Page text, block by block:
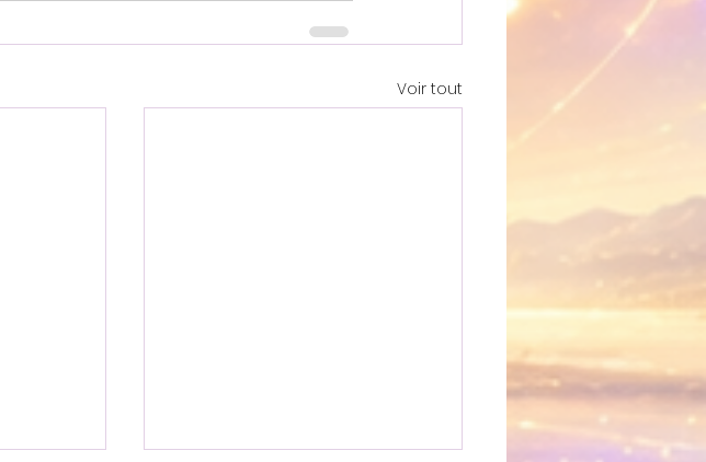
Voir tout